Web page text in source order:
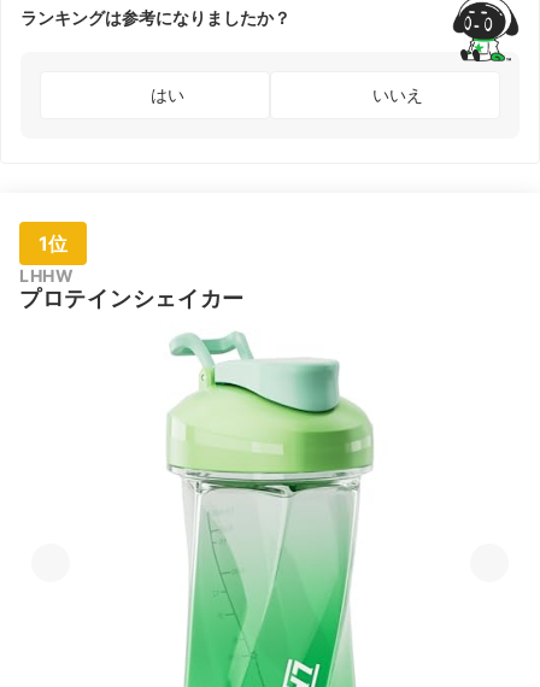
ランキングは参考になりましたか？
はい いいえ
1位
LHHW
プロテインシェイカー